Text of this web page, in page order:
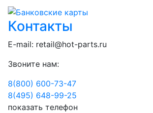
Контакты
E-mail: retail@hot-parts.ru
Звоните нам:
8(800) 600-73-47
8(495) 648-99-25
показать телефон